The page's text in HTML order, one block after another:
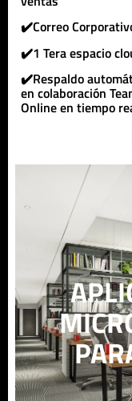
✔️Correo
✔️1 Tera espacio
✔️Respaldo
en colaboración
Online en tiempo